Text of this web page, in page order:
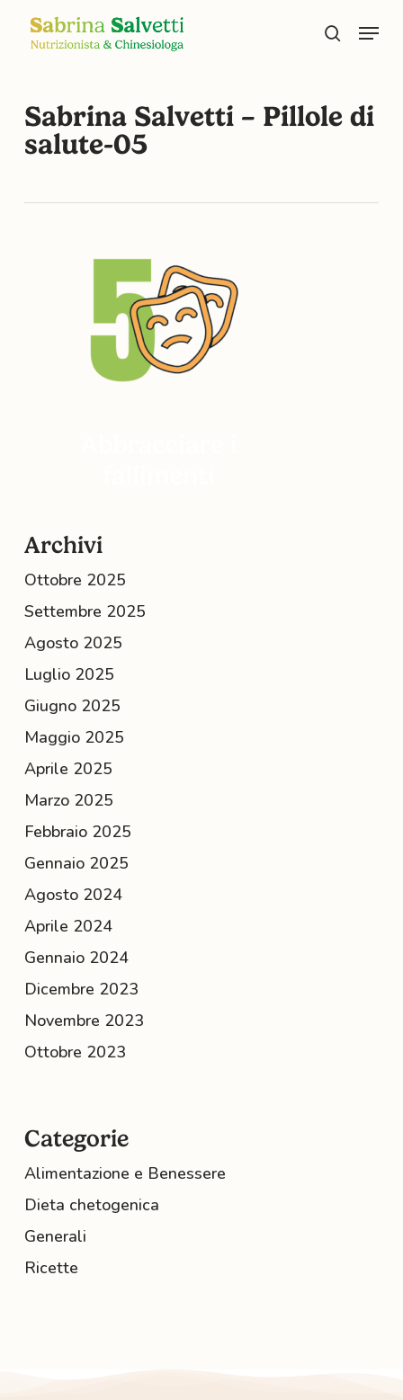
search
Menu
Sabrina Salvetti – Pillole di
salute-05
Archivi
Ottobre 2025
Settembre 2025
Agosto 2025
Luglio 2025
Giugno 2025
Maggio 2025
Aprile 2025
Marzo 2025
Febbraio 2025
Gennaio 2025
Agosto 2024
Aprile 2024
Gennaio 2024
Dicembre 2023
Novembre 2023
Ottobre 2023
Categorie
Alimentazione e Benessere
Dieta chetogenica
Generali
Ricette